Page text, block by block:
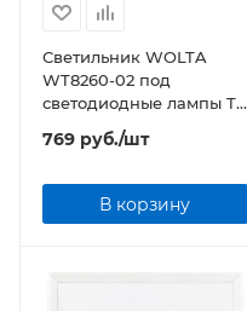
Светильник WOLTA
WT8260-02 под
светодиодные лампы T8
769 руб./шт
В корзину